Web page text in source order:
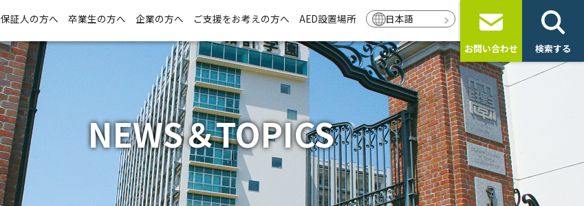
保証人の方へ 卒業生の方へ 企業の方へ ご支援をお考えの方へ AED設置場所 日本語
お問い合わせ 検索する
NEWS＆TOPICS